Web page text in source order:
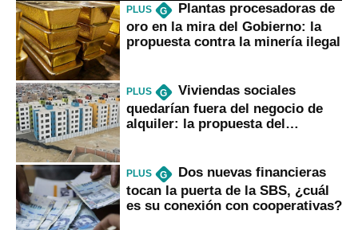
PLUS G
Plantas procesadoras de
oro en la mira del Gobierno: la
propuesta contra la minería ilegal
PLUS G
Viviendas sociales
quedarían fuera del negocio de
alquiler: la propuesta del
PLUS G
Dos nuevas financieras
tocan la puerta de la SBS, ¿cuál
es su conexión con cooperativas?